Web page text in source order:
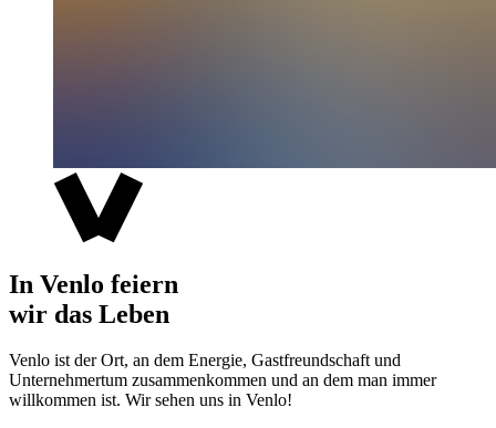
In Venlo feiern
wir das Leben
Venlo ist der Ort, an dem Energie, Gastfreundschaft und
Unternehmertum zusammenkommen und an dem man immer
willkommen ist. Wir sehen uns in Venlo!